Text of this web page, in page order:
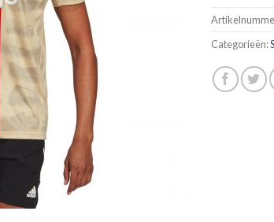
Categorieën: